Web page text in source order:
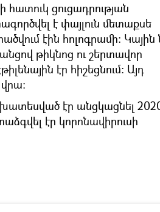
հատուկ ցուցադրության
է փայլուն մետաքսե
էին հոլոգրամի:
թիկնոց ու շերտավոր
էր հիշեցնում։ Այդ
էր անցկացնել
էր կորոնավիրուսի